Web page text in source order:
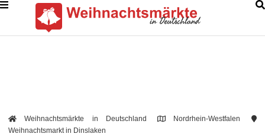
Weihnachtsmärkte in Deutschland
Nordrhein-Westfalen
Weihnachtsmarkt in Dinslaken